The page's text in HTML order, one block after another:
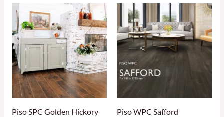
Piso SPC Golden Hickory Piso WPC Safford